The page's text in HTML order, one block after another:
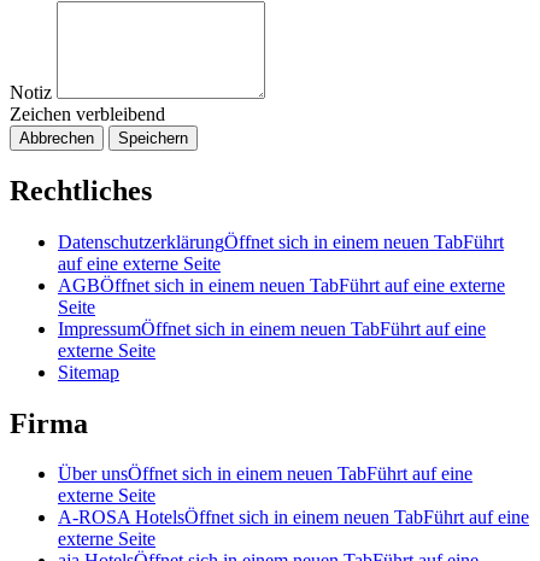
Notiz
Zeichen verbleibend
Abbrechen Speichern
Rechtliches
DatenschutzerklärungÖffnet sich in einem neuen TabFührt
auf eine externe Seite
AGBÖffnet sich in einem neuen TabFührt auf eine externe
Seite
ImpressumÖffnet sich in einem neuen TabFührt auf eine
externe Seite
Sitemap
Firma
Über unsÖffnet sich in einem neuen TabFührt auf eine
externe Seite
A-ROSA HotelsÖffnet sich in einem neuen TabFührt auf eine
externe Seite